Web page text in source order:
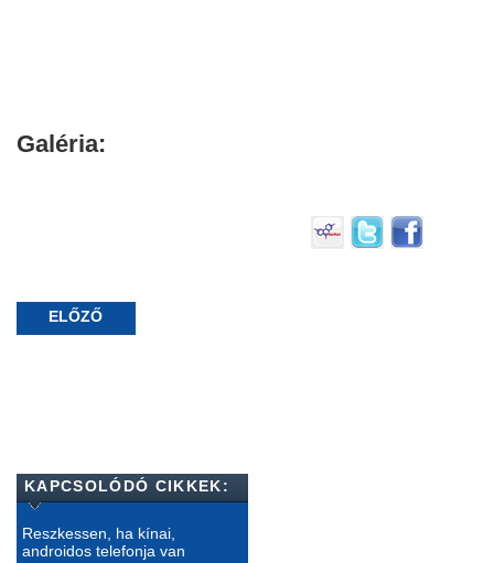
Galéria:
ELŐZŐ
KAPCSOLÓDÓ CIKKEK:
Reszkessen, ha kínai,
androidos telefonja van